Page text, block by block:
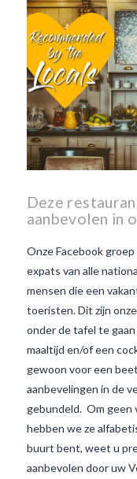
Deze
aanbevolen in
Onze Facebook
expats van alle
mensen die een
toeristen. Dit zijn
onder de tafel te
maaltijd en/of een
gewoon voor een
aanbevelingen in de
gebundeld. Om geen
hebben we ze
buurt bent, weet u
aanbevolen door uw